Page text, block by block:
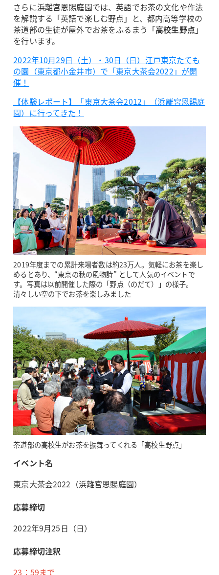
さらに浜離宮恩賜庭園では、英語でお茶の文化や作法
を解説する「英語で楽しむ野点」と、都内高等学校の
茶道部の生徒が屋外でお茶をふるまう「高校生野点 」
を行います。
2022年10月29日（土）・30日（日）江戸東京たても
の園（東京都小金井市）で「東京大茶会2022」が開
催！
【体験レポート】「東京大茶会2012」（浜離宮恩賜庭
園）に行ってきた！
2019年度までの累計来場者数は約23万人。気軽にお茶を楽し
めるとあり、“東京の秋の風物詩” として人気のイベントで
す。写真は以前開催した際の「野点（のだて）」の様子。
清々しい空の下でお茶を楽しみました
茶道部の高校生がお茶を振舞ってくれる「高校生野点」
イベント名
東京大茶会2022（浜離宮恩賜庭園）
応募締切
2022年9月25日（日）
応募締切注釈
23：59まで